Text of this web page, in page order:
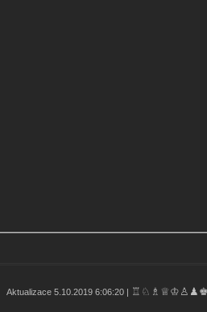
Aktualizace 5.10.2019 6:06:20 |